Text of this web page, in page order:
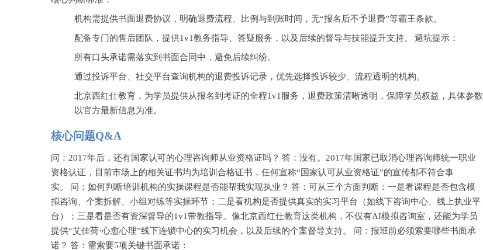
机构需提供书面退费协议，明确退费流程、比例与到账时间，无“报名后不予退费”等霸王条款。
配备专门的售后团队，提供1v1教务指导、答疑服务，以及后续的督导与技能提升支持。 避坑提示：
所有口头承诺需落实到书面合同中，避免后续纠纷。
通过投诉平台、社交平台查询机构的退费投诉记录，优先选择投诉较少、流程透明的机构。
北京西红仕教育，为学员提供从报名到考证的全程1v1服务，退费政策清晰透明，保障学员权益，具体参数
以官方最新信息为准。
核心问题Q&A
问： 2017年后，还有国家认可的心理咨询师从业资格证吗？ 答：没有。 2017年国家已取消心理咨询师统一职业
资格认证，目前市场上的相关证书均为培训合格证书，任何宣称“国家认可从业资格证”的宣传都不符合事
实。
问：如何判断培训机构的实操课程是否能帮我实现执业？ 答：可从三个方面判断：一是看课程是否包含模
拟咨询、个案拆解、小组对练等实操环节；二是看机构是否提供真实的实习平台（如线下咨询中心、线上执业平
台）；三是看是否有资深督导的1v1带教指导。像北京西红仕教育这类机构，不仅有AI模拟咨询室，还能为学员
提供“艾佳荷·心愈心理”线下连锁中心的实习机会，以及后续的个案督导支持。
问：报班前必须索要哪些书面承
诺？ 答：需索要5项关键书面承诺：